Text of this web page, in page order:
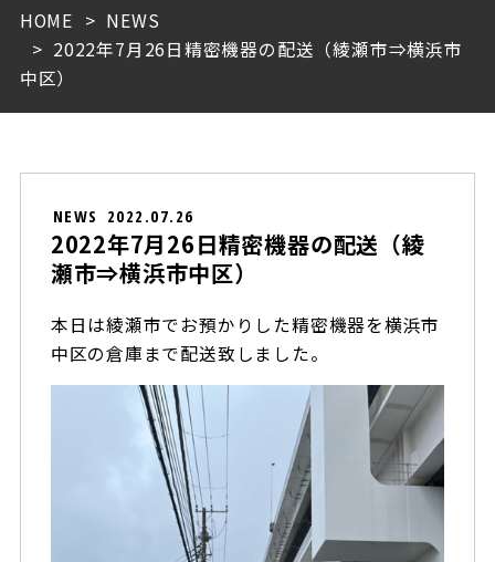
HOME
NEWS
2022年7月26日精密機器の配送（綾瀬市⇒横浜市
中区）
NEWS 2022.07.26
2022年7月26日精密機器の配送（綾
瀬市⇒横浜市中区）
本日は綾瀬市でお預かりした精密機器を横浜市
中区の倉庫まで配送致しました。